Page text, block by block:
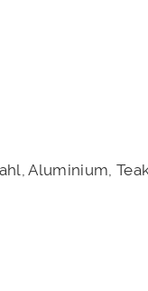
Aluminium,